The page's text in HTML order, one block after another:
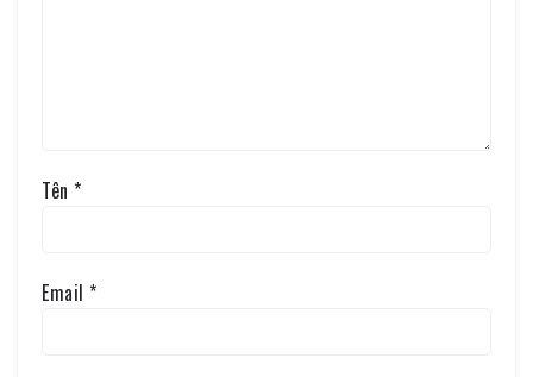
Tên *
Email *